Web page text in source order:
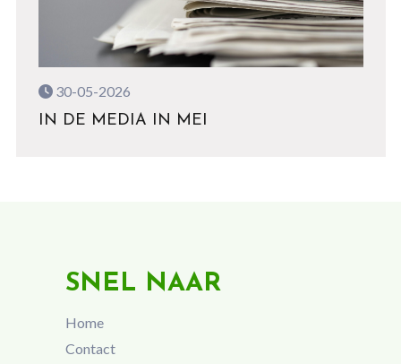
30-05-2026
IN DE MEDIA IN MEI
SNEL NAAR
Home
Contact